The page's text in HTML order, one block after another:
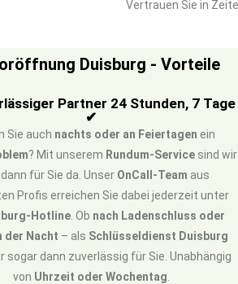
Vertrauen Sie in
Duisburg - Vorteile
Partner 24 Stunden, 7 Tage
✔
Sie auch nachts oder an Feiertagen ein
? Mit unserem Rundum-Servicesind wir
für Sie da. Unser OnCall-Team aus
Profis erreichen Sie dabei jederzeit unter
Hotline . Ob nach Ladenschluss oder
der Nacht – als Schlüsseldienst Duisburg
sogar dann zuverlässig für Sie. Unabhängig
von Uhrzeit oder Wochentag